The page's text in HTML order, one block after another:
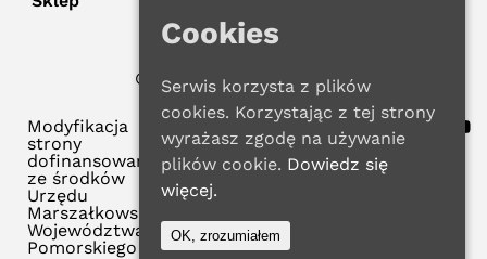
© 2026 WMBP w Gdańsku
Polityka Prywatności
Modyfikacja
strony
dofinansowana
ze środków
Urzędu
Marszałkowskiego
Województwa
Pomorskiego
Cookies
Serwis korzysta z plików
cookies. Korzystając z tej strony
wyrażasz zgodę na używanie
plików cookie. Dowiedz się
więcej.
OK, zrozumiałem